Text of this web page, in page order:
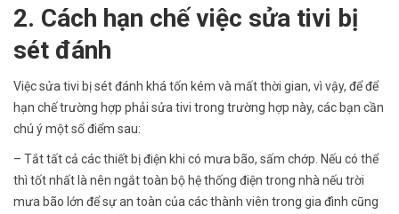
2. Cách hạn chế việc sửa tivi bị
sét đánh
Việc sửa tivi bị sét đánh khá tốn kém và mất thời gian, vì vậy, để để
hạn chế trường hợp phải sửa tivi trong trường hợp này, các bạn cần
chú ý một số điểm sau:
– Tắt tất cả các thiết bị điện khi có mưa bão, sấm chớp. Nếu có thể
thì tốt nhất là nên ngắt toàn bộ hệ thống điện trong nhà nếu trời
mưa bão lớn để sự an toàn của các thành viên trong gia đình cũng